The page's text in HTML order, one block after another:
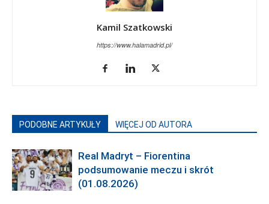
Kamil Szatkowski
https://www.halamadrid.pl/
PODOBNE ARTYKUŁY WIĘCEJ OD AUTORA
Real Madryt – Fiorentina
podsumowanie meczu i skrót
(01.08.2026)